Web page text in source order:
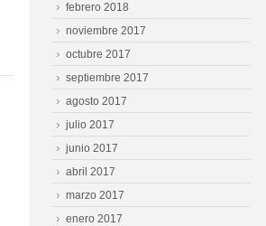
febrero 2018
noviembre 2017
octubre 2017
septiembre 2017
agosto 2017
julio 2017
junio 2017
abril 2017
marzo 2017
enero 2017